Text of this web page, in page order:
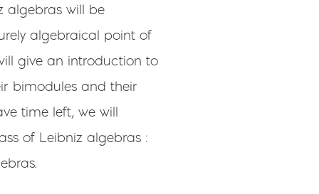
algebras will be
algebraical point of
give an introduction to
bimodules and their
time left, we will
of Leibniz algebras :